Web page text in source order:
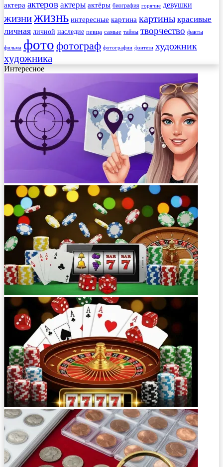
актера актеров актеры актёры биография горячие девушки
жизнижизнь интересные картина картины красивые
личная личной наследие певца самые тайны творчество факты
фильма фото фотограф фотографии фэнтези художник
художника
Интересное